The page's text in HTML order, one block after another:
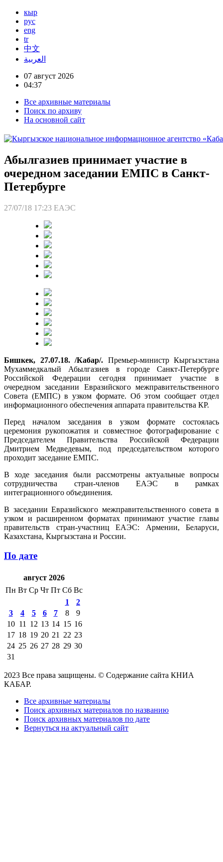
кыр
рус
eng
tr
中文
العربية
07 август 2026
04:37
Все архивные материалы
Поиск по архиву
На основной сайт
Абылгазиев принимает участие в
очередном заседании ЕМПС в Санкт-
Петербурге
27/07/18 17:23 ЕАЭС
Бишкек, 27.07.18. /Кабар/. Премьер-министр Кыргызстана
Мухаммедкалый Абылгазиев в городе Санкт-Петербурге
Российской Федерации сегодня принимает участие в
очередном заседании Евразийского межправительственного
Совета (ЕМПС) в узком формате. Об этом сообщает отдел
информационного обеспечения аппарата правительства КР.
Перед началом заседания в узком формате состоялась
церемония рукопожатия и совместное фотографирование с
Председателем Правительства Российской Федерации
Дмитрием Медведевым, под председательством которого
проходит заседание ЕМПС.
В ходе заседания были рассмотрены актуальные вопросы
сотрудничества стран-членов ЕАЭС в рамках
интеграционного объединения.
В заседании Евразийского межправительственного совета в
узком и расширенном форматах принимают участие главы
правительств стран-участниц ЕАЭС: Армении, Беларуси,
Казахстана, Кыргызстана и России.
По дате
август 2026
Пн Вт Ср Чт Пт Сб Вс
1
2
3
4 5 6 7 8
9
10 11 12 13 14 15 16
17 18 19 20 21 22 23
24 25 26 27 28 29 30
31
2023 Все права защищены. © Содержание сайта КНИА
КАБАР.
Все архивные материалы
Поиск архивных материалов по названию
Поиск архивных материалов по дате
Вернуться на актуальный сайт